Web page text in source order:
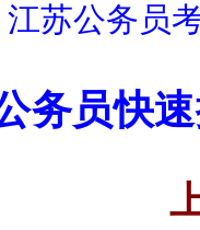
江苏公务员
务员快